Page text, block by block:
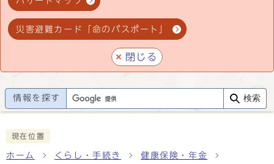
災害避難カード「命のパスポート」
閉じる
情報を探す 検索
現在位置
ホーム くらし・手続き 健康保険・年金